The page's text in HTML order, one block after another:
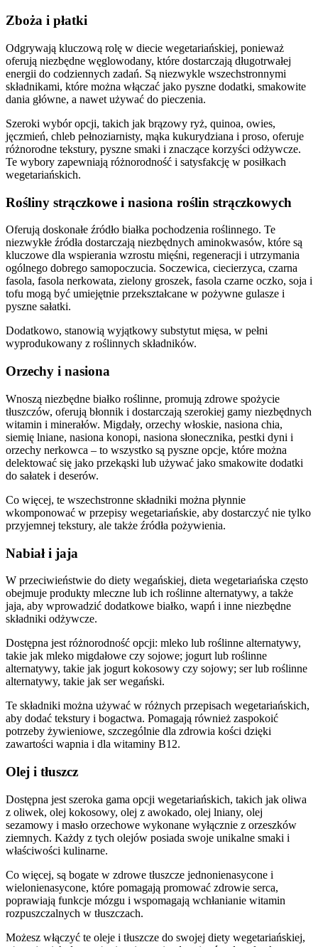
Zboża i płatki
Odgrywają kluczową rolę w diecie wegetariańskiej, ponieważ
oferują niezbędne węglowodany, które dostarczają długotrwałej
energii do codziennych zadań. Są niezwykle wszechstronnymi
składnikami, które można włączać jako pyszne dodatki, smakowite
dania główne, a nawet używać do pieczenia.
Szeroki wybór opcji, takich jak brązowy ryż, quinoa, owies,
jęczmień, chleb pełnoziarnisty, mąka kukurydziana i proso, oferuje
różnorodne tekstury, pyszne smaki i znaczące korzyści odżywcze.
Te wybory zapewniają różnorodność i satysfakcję w posiłkach
wegetariańskich.
Rośliny strączkowe i nasiona roślin strączkowych
Oferują doskonałe źródło białka pochodzenia roślinnego. Te
niezwykłe źródła dostarczają niezbędnych aminokwasów, które są
kluczowe dla wspierania wzrostu mięśni, regeneracji i utrzymania
ogólnego dobrego samopoczucia. Soczewica, ciecierzyca, czarna
fasola, fasola nerkowata, zielony groszek, fasola czarne oczko, soja i
tofu mogą być umiejętnie przekształcane w pożywne gulasze i
pyszne sałatki.
Dodatkowo, stanowią wyjątkowy substytut mięsa, w pełni
wyprodukowany z roślinnych składników.
Orzechy i nasiona
Wnoszą niezbędne białko roślinne, promują zdrowe spożycie
tłuszczów, oferują błonnik i dostarczają szerokiej gamy niezbędnych
witamin i minerałów. Migdały, orzechy włoskie, nasiona chia,
siemię lniane, nasiona konopi, nasiona słonecznika, pestki dyni i
orzechy nerkowca – to wszystko są pyszne opcje, które można
delektować się jako przekąski lub używać jako smakowite dodatki
do sałatek i deserów.
Co więcej, te wszechstronne składniki można płynnie
wkomponować w przepisy wegetariańskie, aby dostarczyć nie tylko
przyjemnej tekstury, ale także źródła pożywienia.
Nabiał i jaja
W przeciwieństwie do diety wegańskiej, dieta wegetariańska często
obejmuje produkty mleczne lub ich roślinne alternatywy, a także
jaja, aby wprowadzić dodatkowe białko, wapń i inne niezbędne
składniki odżywcze.
Dostępna jest różnorodność opcji: mleko lub roślinne alternatywy,
takie jak mleko migdałowe czy sojowe; jogurt lub roślinne
alternatywy, takie jak jogurt kokosowy czy sojowy; ser lub roślinne
alternatywy, takie jak ser wegański.
Te składniki można używać w różnych przepisach wegetariańskich,
aby dodać tekstury i bogactwa. Pomagają również zaspokoić
potrzeby żywieniowe, szczególnie dla zdrowia kości dzięki
zawartości wapnia i dla witaminy B12.
Olej i tłuszcz
Dostępna jest szeroka gama opcji wegetariańskich, takich jak oliwa
z oliwek, olej kokosowy, olej z awokado, olej lniany, olej
sezamowy i masło orzechowe wykonane wyłącznie z orzeszków
ziemnych. Każdy z tych olejów posiada swoje unikalne smaki i
właściwości kulinarne.
Co więcej, są bogate w zdrowe tłuszcze jednonienasycone i
wielonienasycone, które pomagają promować zdrowie serca,
poprawiają funkcje mózgu i wspomagają wchłanianie witamin
rozpuszczalnych w tłuszczach.
Możesz włączyć te oleje i tłuszcze do swojej diety wegetariańskiej,